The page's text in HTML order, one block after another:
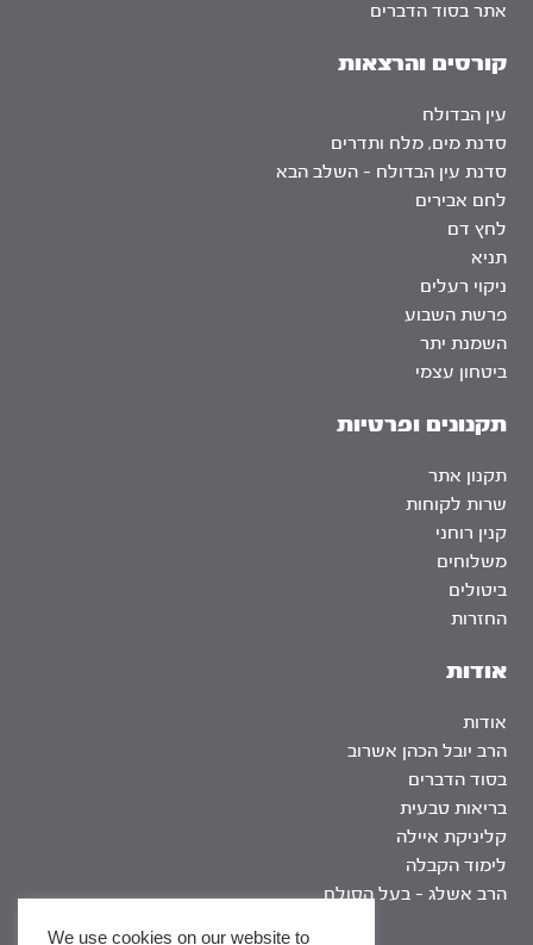
אודות
אודות
הרב יובל הכהן אשרוב
בסוד הדברים
בריאות טבעית
קליניקת איילה
לימוד הקבלה
הרב אשלג – בעל הסולם
אתר בסוד הדברים
קורסים והרצאות
עין הבדולח
סדנת מים, מלח ותדרים
סדנת עין הבדולח – השלב הבא
לחם אבירים
לחץ דם
תניא
ניקוי רעלים
פרשת השבוע
השמנת יתר
ביטחון עצמי
תקנונים ופרטיות
תקנון אתר
שרות לקוחות
קנין רוחני
משלוחים
ביטולים
החזרות
We use cookies on our website to